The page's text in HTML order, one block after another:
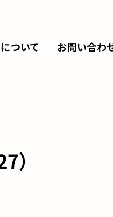
ついて お問い合わ
）